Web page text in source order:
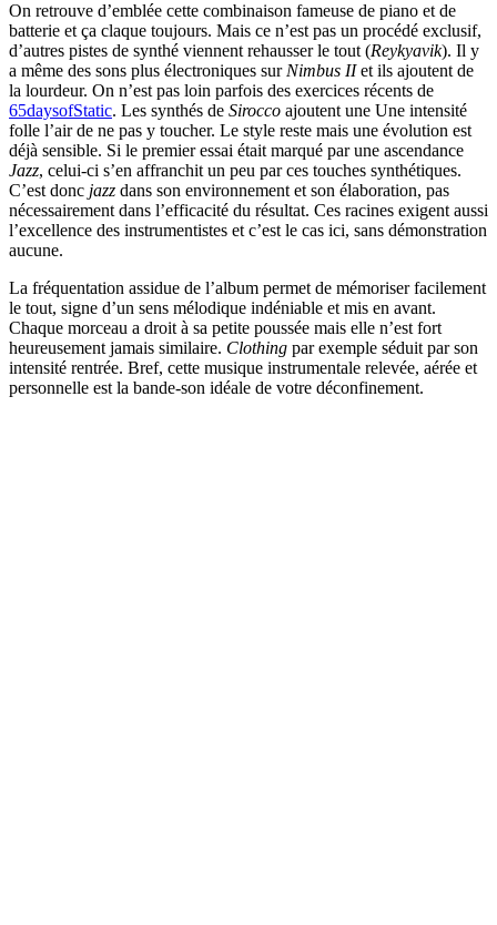
On retrouve d’emblée cette combinaison fameuse de piano et de
batterie et ça claque toujours. Mais ce n’est pas un procédé exclusif,
d’autres pistes de synthé viennent rehausser le tout (Reykyavik). Il y
a même des sons plus électroniques sur Nimbus IIet ils ajoutent de
la lourdeur. On n’est pas loin parfois des exercices récents de
65daysofStatic. Les synthés de Sirocco ajoutent une Une intensité
folle l’air de ne pas y toucher. Le style reste mais une évolution est
déjà sensible. Si le premier essai était marqué par une ascendance
Jazz, celui-ci s’en affranchit un peu par ces touches synthétiques.
C’est donc jazz dans son environnement et son élaboration, pas
nécessairement dans l’efficacité du résultat. Ces racines exigent aussi
l’excellence des instrumentistes et c’est le cas ici, sans démonstration
aucune.
La fréquentation assidue de l’album permet de mémoriser facilement
le tout, signe d’un sens mélodique indéniable et mis en avant.
Chaque morceau a droit à sa petite poussée mais elle n’est fort
heureusement jamais similaire. Clothing par exemple séduit par son
intensité rentrée. Bref, cette musique instrumentale relevée, aérée et
personnelle est la bande-son idéale de votre déconfinement.